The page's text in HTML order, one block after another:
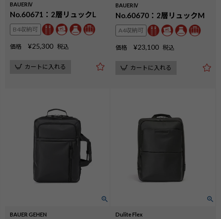
BAUERⅣ
No.60671：2層リュックL
B4収納可
価格 ¥25,300 税込
カートに入れる
BAUERⅣ
No.60670：2層リュックM
A4収納可
価格 ¥23,100 税込
カートに入れる
BAUER GEHEN Dulite Flex